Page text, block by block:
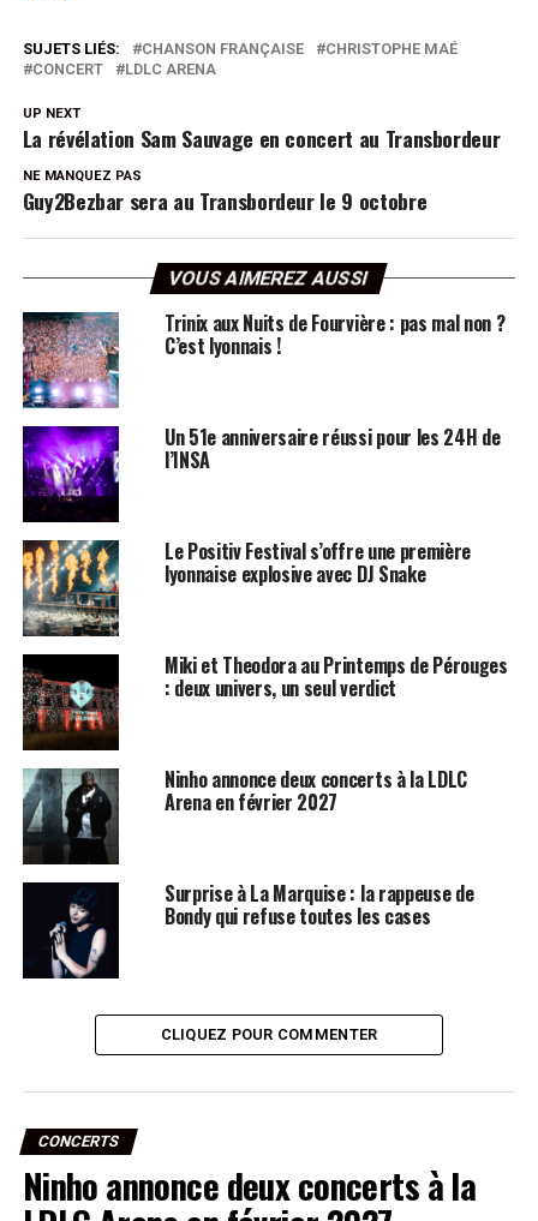
SUJETS LIÉS: CHANSON FRANÇAISE
CHRISTOPHE MAÉ
CONCERT
LDLC ARENA
UP NEXT
La révélation Sam Sauvage en concert au Transbordeur
NE MANQUEZ PAS
Guy2Bezbar sera au Transbordeur le 9 octobre
VOUS AIMEREZ AUSSI
Trinix aux Nuits de Fourvière : pas mal non ?
C’est lyonnais !
Un 51e anniversaire réussi pour les 24H de
l’INSA
Le Positiv Festival s’offre une première
lyonnaise explosive avec DJ Snake
Miki et Theodora au Printemps de Pérouges
: deux univers, un seul verdict
Ninho annonce deux concerts à la LDLC
Arena en février 2027
Surprise à La Marquise : la rappeuse de
Bondy qui refuse toutes les cases
CLIQUEZ POUR COMMENTER
CONCERTS
Ninho annonce deux concerts à la